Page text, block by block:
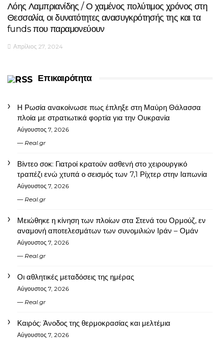
Λόης Λαμπριανίδης / Ο χαμένος πολύτιμος χρόνος στη
Θεσσαλία, οι δυνατότητες ανασυγκρότησής της και τα
funds που παραμονεύουν
Απρίλιος 27, 2024
Επικαιρότητα
Η Ρωσία ανακοίνωσε πως έπληξε στη Μαύρη Θάλασσα
πλοία με στρατιωτικά φορτία για την Ουκρανία
Αύγουστος 7, 2026
Real.gr
Βίντεο σοκ: Γιατροί κρατούν ασθενή στο χειρουργικό
τραπέζι ενώ χτυπά ο σεισμός των 7,1 Ρίχτερ στην Ιαπωνία
Αύγουστος 7, 2026
Real.gr
Μειώθηκε η κίνηση των πλοίων στα Στενά του Ορμούζ, εν
αναμονή αποτελεσμάτων των συνομιλιών Ιράν – Ομάν
Αύγουστος 7, 2026
Real.gr
Οι αθλητικές μεταδόσεις της ημέρας
Αύγουστος 7, 2026
Real.gr
Καιρός: Άνοδος της θερμοκρασίας και μελτέμια
Αύγουστος 7, 2026